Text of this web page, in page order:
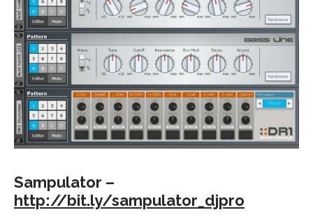
Sampulator –
http://bit.ly/sampulator_djpro